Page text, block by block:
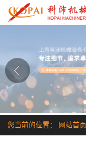
公司介绍
公司动态
产品展厅
证书荣誉
您当前的位置： 网站首页